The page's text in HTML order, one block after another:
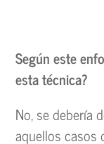
Según este
esta técnica?
No, se debería
aquellos casos